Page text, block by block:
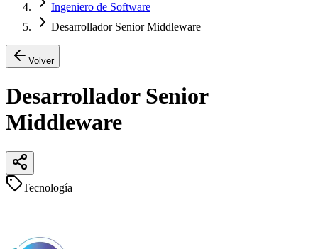
Ingeniero de Software
Desarrollador Senior Middleware
Volver
Desarrollador Senior
Middleware
Tecnología